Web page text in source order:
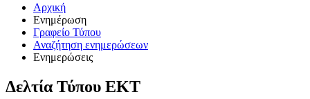
Αρχική
Ενημέρωση
Γραφείο Τύπου
Αναζήτηση ενημερώσεων
Ενημερώσεις
Δελτία Τύπου ΕΚΤ